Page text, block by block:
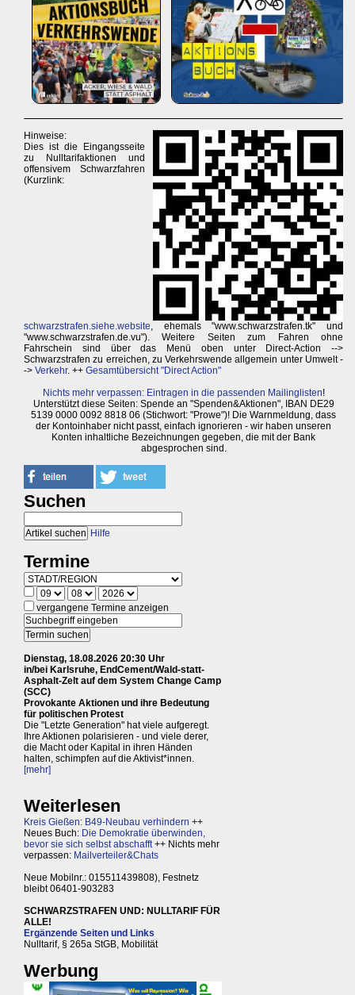
Hinweise:
Dies ist die Eingangsseite
zu Nulltarifaktionen und
offensivem Schwarzfahren
(Kurzlink:
schwarzstrafen.siehe.website, ehemals "www.schwarzstrafen.tk" und
"www.schwarzstrafen.de.vu"). Weitere Seiten zum Fahren ohne
Fahrschein sind über das Menü oben unter Direct-Action -->
Schwarzstrafen zu erreichen, zu Verkehrswende allgemein unter Umwelt -
-> Verkehr. ++ Gesamtübersicht "Direct Action"
Nichts mehr verpassen: Eintragen in die passenden Mailinglisten!
Unterstützt diese Seiten: Spende an "Spenden&Aktionen", IBAN DE29
5139 0000 0092 8818 06 (Stichwort: "Prowe")! Die Warnmeldung, dass
der Kontoinhaber nicht passt, einfach ignorieren - wir haben unseren
Konten inhaltliche Bezeichnungen gegeben, die mit der Bank
abgesprochen sind.
Suchen
Hilfe
Termine
vergangene Termine anzeigen
Dienstag, 18.08.2026 20:30 Uhr
in/bei Karlsruhe, EndCement/Wald-statt-
Asphalt-Zelt auf dem System Change Camp
(SCC)
Provokante Aktionen und ihre Bedeutung
für politischen Protest
Die "Letzte Generation" hat viele aufgeregt.
Ihre Aktionen polarisieren - und viele derer,
die Macht oder Kapital in ihren Händen
halten, schimpfen auf die Aktivist*innen.
[mehr]
Weiterlesen
Kreis Gießen: B49-Neubau verhindern ++
Neues Buch: Die Demokratie überwinden,
bevor sie sich selbst abschafft++ Nichts mehr
verpassen: Mailverteiler&Chats
Neue Mobilnr.: 015511439808), Festnetz
bleibt 06401-903283
SCHWARZSTRAFEN UND: NULLTARIF FÜR
ALLE!
Ergänzende Seiten und Links
Nulltarif, § 265a StGB, Mobilität
Werbung